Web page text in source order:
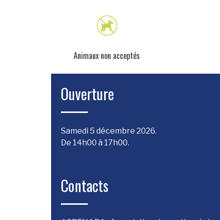
Animaux non acceptés
Ouverture
Samedi 5 décembre 2026.
De 14h00 à 17h00.
Contacts